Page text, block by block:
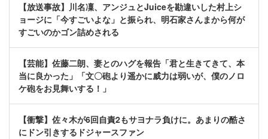
【放送事故】川名凜、アンジュとJuiceを勘違いした村上シ
ョージに「今すごいよな」と振られ、明石家さんまから何が
すごいのかゴン詰めされる
【芸能】佐藤二朗、妻とのハグを報告「君と生きてきて、本
当に良かった」「文〇砲より遥かに威力は弱いが、僕のノロ
ケ砲をお見舞いする！」
【衝撃】佐々木が6回自責2もサヨナラ負けに。あまりの酷さ
にドン引きするドジャースファン